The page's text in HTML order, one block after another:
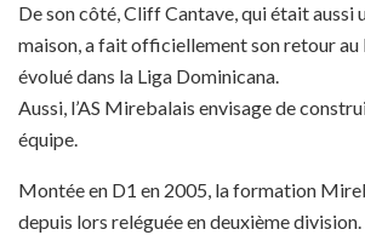
De son côté, Cliff Cantave, qui était aussi
maison, a fait officiellement son retour
évolué dans la Liga Dominicana.
Aussi, l’AS Mirebalais envisage de
équipe.
Montée en D1 en 2005, la formation
depuis lors reléguée en deuxième division.